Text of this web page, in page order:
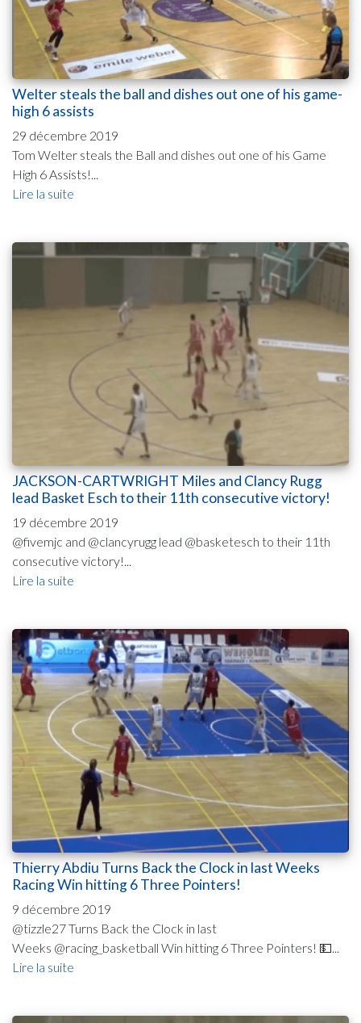
Welter steals the ball and dishes out one of his game-
high 6 assists
29 décembre 2019
Tom Welter steals the Ball and dishes out one of his Game
High 6 Assists!...
Lire la suite
JACKSON-CARTWRIGHT Miles and Clancy Rugg
lead Basket Esch to their 11th consecutive victory!
19 décembre 2019
@fivemjc and @clancyrugg lead @basketesch to their 11th
consecutive victory!...
Lire la suite
Thierry Abdiu Turns Back the Clock in last Weeks
Racing Win hitting 6 Three Pointers!
9 décembre 2019
@tizzle27 Turns Back the Clock in last
Weeks @racing_basketball Win hitting 6 Three Pointers! 💵...
Lire la suite